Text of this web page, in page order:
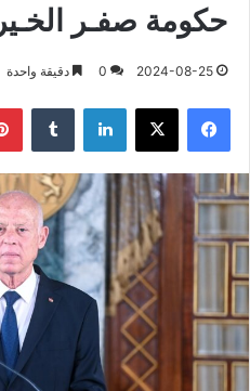
حكومة صفـر الخـير
2024-08-25
0 دقيقة واحدة
فيسبوك X لينكدإن